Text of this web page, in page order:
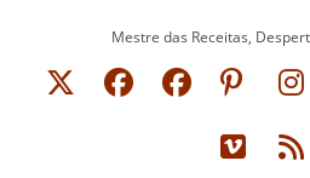
Mestre das Receitas,